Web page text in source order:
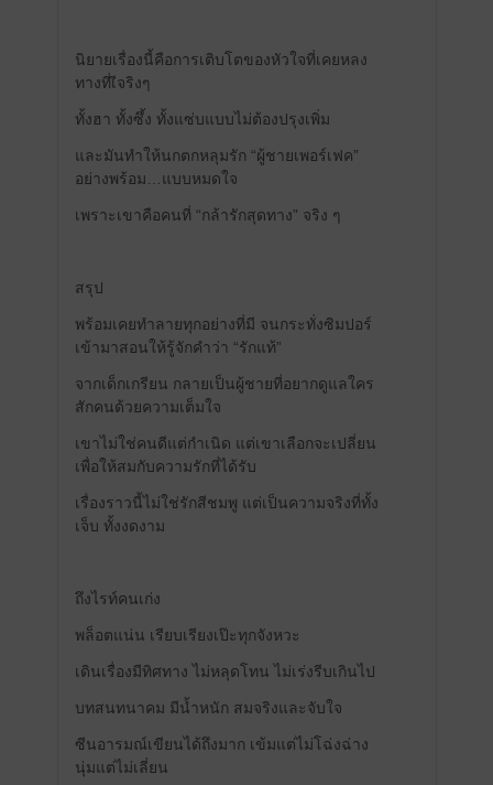
นิยายเรื่องนี้คือการเติบโตของหัวใจที่เคยหลง
ทางที่เีจริงๆ
ทั้งฮา ทั้งซึ้ง ทั้งแซ่บแบบไม่ต้องปรุงเพิ่ม
และมันทำให้นกตกหลุมรัก “ผู้ชายเพอร์เฟค”
อย่างพร้อม…แบบหมดใจ
เพราะเขาคือคนที่ “กล้ารักสุดทาง” จริง ๆ
สรุป
พร้อมเคยทำลายทุกอย่างที่มี จนกระทั่งซิมปอร์
เข้ามาสอนให้รู้จักคำว่า “รักแท้”
จากเด็กเกรียน กลายเป็นผู้ชายที่อยากดูแลใคร
สักคนด้วยความเต็มใจ
เขาไม่ใช่คนดีแต่กำเนิด แต่เขาเลือกจะเปลี่ยน
เพื่อให้สมกับความรักที่ได้รับ
เรื่องราวนี้ไม่ใช่รักสีชมพู แต่เป็นความจริงที่ทั้ง
เจ็บ ทั้งงดงาม
ถึงไรท์คนเก่ง
พล็อตแน่น เรียบเรียงเป๊ะทุกจังหวะ
เดินเรื่องมีทิศทาง ไม่หลุดโทน ไม่เร่งรีบเกินไป
บทสนทนาคม มีน้ำหนัก สมจริงและจับใจ
ซีนอารมณ์เขียนได้ถึงมาก เข้มแต่ไม่โฉ่งฉ่าง
นุ่มแต่ไม่เลี่ยน